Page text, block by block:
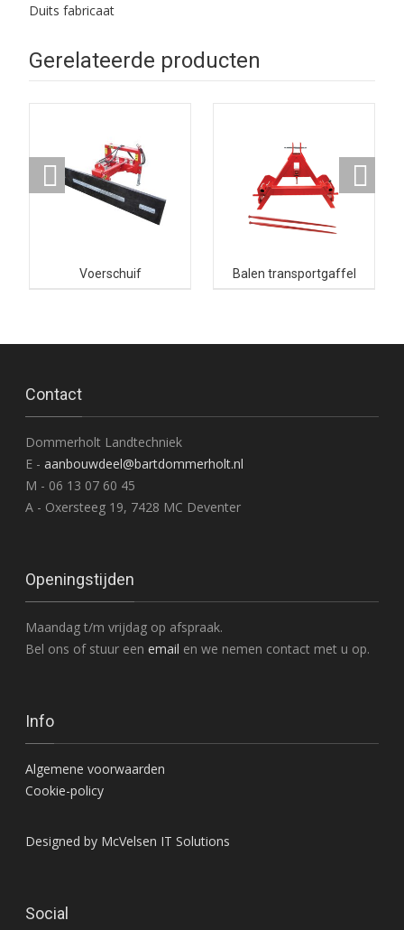
Duits fabricaat
Gerelateerde producten
Voerschuif Balen transportgaffel
Contact
Dommerholt Landtechniek
E - aanbouwdeel@bartdommerholt.nl
M - 06 13 07 60 45
A - Oxersteeg 19, 7428 MC Deventer
Openingstijden
Maandag t/m vrijdag op afspraak.
Bel ons of stuur een email en we nemen contact met u op.
Info
Algemene voorwaarden
Cookie-policy
Designed by McVelsen IT Solutions
Social